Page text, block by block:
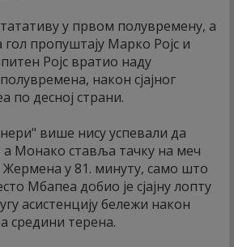
у првом полувремену, а
пропуштају Марко Ројс и
Ројс вратио наду
након сјајног
по десној страни.
више нису успевали да
а Монако ставља тачку на меч
у 81. минуту, само што
Мбапеа добио је сјајну лопту
асистенцију бележи након
средини терена.